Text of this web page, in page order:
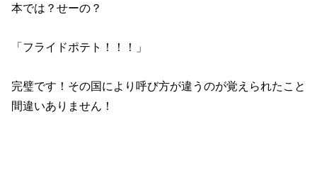
本では？せーの？
「フライドポテト！！！」
完璧です！その国により呼び方が違うのが覚えられたこと
間違いありません！